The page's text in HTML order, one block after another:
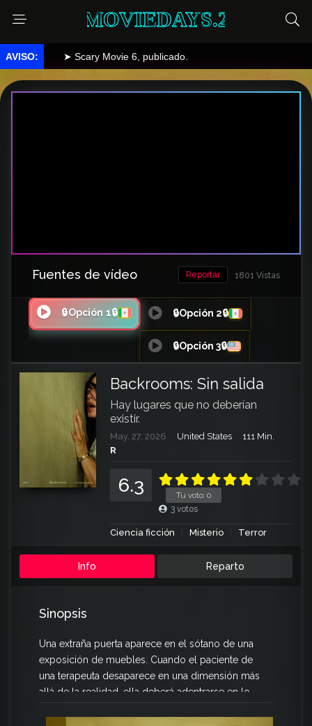
MOVIEDAYS.2
➤ Scary Movie 6, publicado.
Fuentes de vídeo 1801 Vistas
Reportar
🔒Opción 1🔒 🔒Opción 2🔒
🔒Opción 3🔒
Backrooms: Sin salida
Hay lugares que no deberían
existir.
May. 27, 2026 United States
111 Min.
R
Tu voto: 0
6.3
3 votos
Ciencia ficción Misterio Terror
Info Reparto
Sinopsis
Una extraña puerta aparece en el sótano de una
exposición de muebles. Cuando el paciente de
una terapeuta desaparece en una dimensión más
allá de la realidad, ella deberá adentrarse en lo